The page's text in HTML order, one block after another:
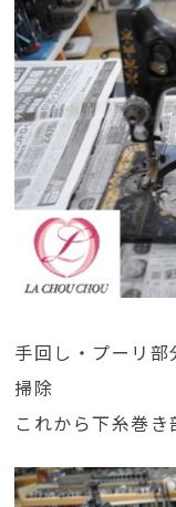
手回し・プーリ
掃除
これから下糸巻